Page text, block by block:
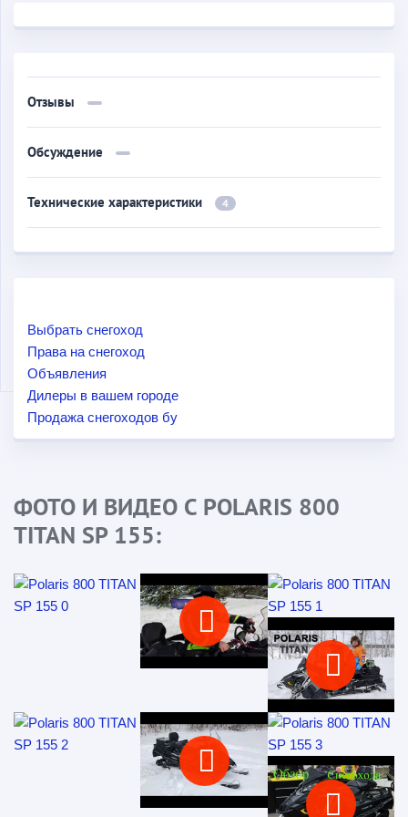
Отзывы
Обсуждение
Технические характеристики 4
Выбрать снегоход
Права на снегоход
Объявления
Дилеры в вашем городе
Продажа снегоходов бу
ФОТО И ВИДЕО С POLARIS 800
TITAN SP 155: